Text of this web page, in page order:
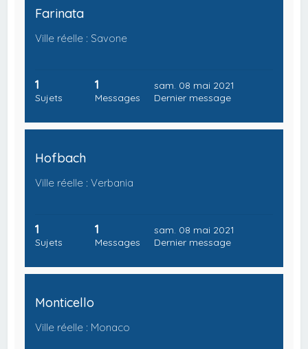
Farinata
Ville réelle : Savone
1
Sujets
1
Messages
sam. 08 mai 2021
Dernier message
Hofbach
Ville réelle : Verbania
1
Sujets
1
Messages
sam. 08 mai 2021
Dernier message
Monticello
Ville réelle : Monaco